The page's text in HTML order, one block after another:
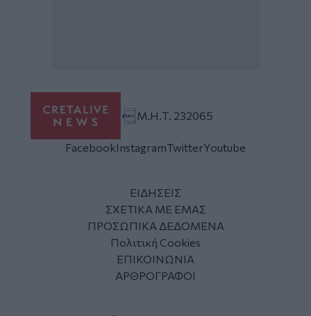
Μ.Η.Τ. 232065
FacebookInstagramTwitterYoutube
ΕΙΔΗΣΕΙΣ
ΣΧΕΤΙΚΑ ΜΕ ΕΜΑΣ
ΠΡΟΣΩΠΙΚΑ ΔΕΔΟΜΕΝΑ
Πολιτική Cookies
ΕΠΙΚΟΙΝΩΝΙΑ
ΑΡΘΡΟΓΡΑΦΟΙ